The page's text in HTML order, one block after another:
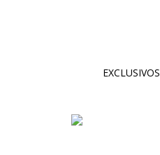
EXCLUSIVOS